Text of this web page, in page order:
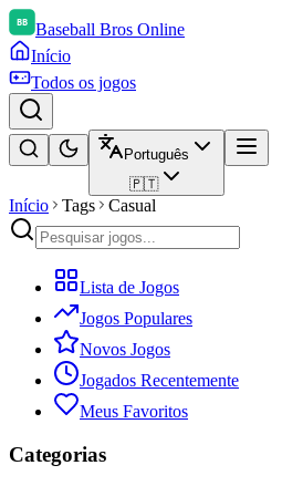
Baseball Bros Online
Início
Todos os jogos
Português
🇵🇹
Início Tags Casual
Lista de Jogos
Jogos Populares
Novos Jogos
Jogados Recentemente
Meus Favoritos
Categorias